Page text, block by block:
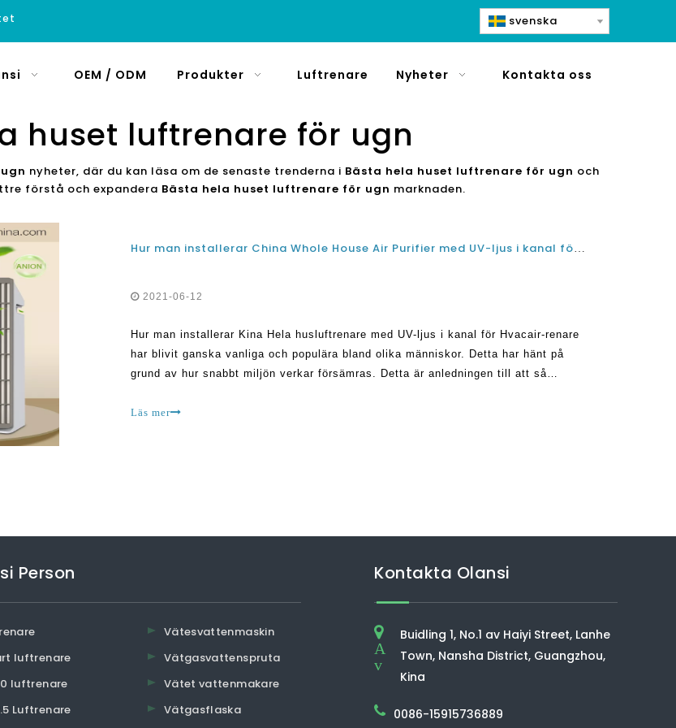
svenska
OEM / ODM Produkter Luftrenare Nyheter Kontakta oss
huset luftrenare för ugn
nyheter, där du kan läsa om de senaste trenderna i Bästa hela huset luftrenare för ugn och
förstå och expandera Bästa hela huset luftrenare för ugn marknaden.
Hur man installerar China Whole House Air Purifier med UV-ljus i kanal för VVS
2021-06-12
Hur man installerar Kina Hela husluftrenare med UV-ljus i kanal för Hvacair-renare
har blivit ganska vanliga och populära bland olika människor. Detta har hänt på
grund av hur snabbt miljön verkar försämras. Detta är anledningen till att så
Läs mer
Person
luftrenare
luftrenare
Luftrenare
Vätesvattenmaskin
Vätgasvattenspruta
Vätet vattenmakare
Vätgasflaska
Kontakta Olansi
A
v
Buidling 1, No.1 av Haiyi Street, Lanhe
Town, Nansha District, Guangzhou,
Kina
0086-15915736889